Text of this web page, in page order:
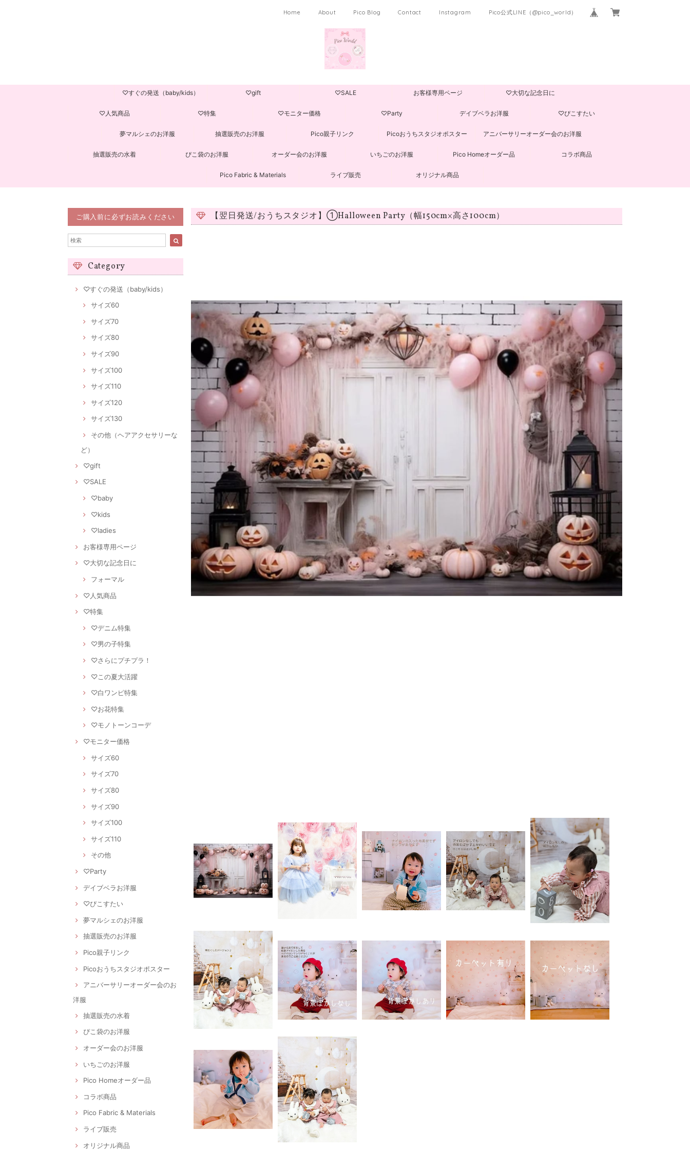
Home About Pico Blog Contact Instagram Pico公式LINE（@pico_world）
♡すぐの発送（baby/kids） ♡gift ♡SALE お客様専用ページ ♡大切な記念日に
♡人気商品 ♡特集 ♡モニター価格 ♡Party デイブベラお洋服 ♡ぴこすたい
夢マルシェのお洋服 抽選販売のお洋服 Pico親子リンク Picoおうちスタジオポスター アニバーサリーオーダー会のお洋服
抽選販売の水着 ぴこ袋のお洋服 オーダー会のお洋服 いちごのお洋服 Pico Homeオーダー品 コラボ商品
Pico Fabric & Materials ライブ販売 オリジナル商品
ご購入前に必ずお読みください
Category
♡すぐの発送（baby/kids）
サイズ60
サイズ70
サイズ80
サイズ90
サイズ100
サイズ110
サイズ120
サイズ130
その他（ヘアアクセサリーな
ど）
♡gift
♡SALE
♡baby
♡kids
♡ladies
お客様専用ページ
♡大切な記念日に
フォーマル
♡人気商品
♡特集
♡デニム特集
♡男の子特集
♡さらにプチプラ！
♡この夏大活躍
♡白ワンピ特集
♡お花特集
♡モノトーンコーデ
♡モニター価格
サイズ60
サイズ70
サイズ80
サイズ90
サイズ100
サイズ110
その他
♡Party
デイブベラお洋服
♡ぴこすたい
夢マルシェのお洋服
抽選販売のお洋服
Pico親子リンク
Picoおうちスタジオポスター
アニバーサリーオーダー会のお
洋服
抽選販売の水着
ぴこ袋のお洋服
オーダー会のお洋服
いちごのお洋服
Pico Homeオーダー品
コラボ商品
Pico Fabric & Materials
ライブ販売
オリジナル商品
【翌日発送/おうちスタジオ】①Halloween Party（幅150cm×高さ100cm）